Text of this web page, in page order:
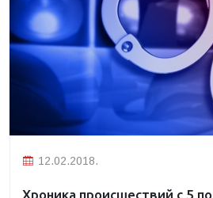
12.02.2018.
Хроника происшествий с 5